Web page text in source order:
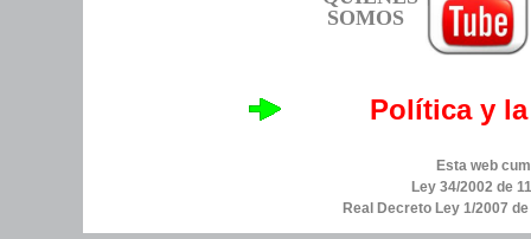
SOMOS
Política y
Esta web
Ley 34/2002 de
Real Decreto Ley 1/2007